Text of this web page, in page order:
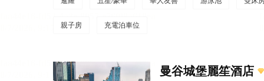
親子房 充電泊車位
曼谷城堡麗笙酒店